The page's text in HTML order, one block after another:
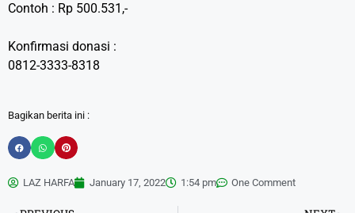
Contoh : Rp 500.531,-
Konfirmasi donasi :
0812-3333-8318
Bagikan berita ini :
LAZ HARFA January 17, 2022 1:54 pm One Comment